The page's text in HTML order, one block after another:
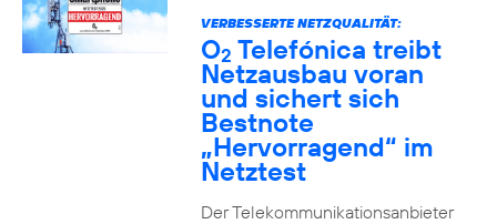
VERBESSERTE NETZQUALITÄT:
O2 Telefónica treibt
Netzausbau voran
und sichert sich
Bestnote
„Hervorragend“ im
Netztest
Der Telekommunikationsanbieter